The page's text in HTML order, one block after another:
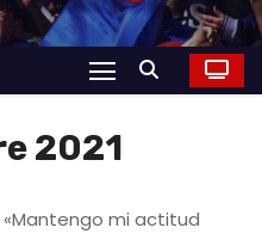
2021
mi actitud